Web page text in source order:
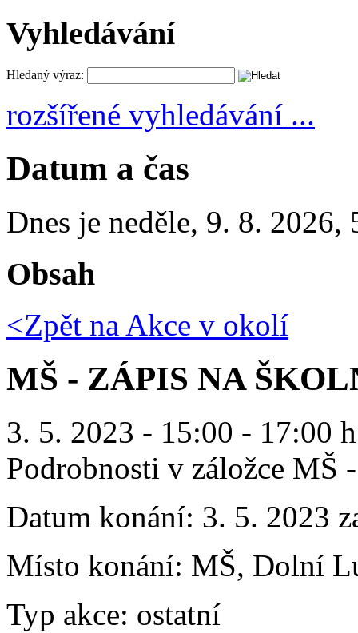
Vyhledávání
Hledaný výraz:
rozšířené vyhledávání ...
Datum a čas
Dnes je neděle, 9. 8. 2026,
Obsah
<Zpět na Akce v okolí
MŠ - ZÁPIS NA
3. 5. 2023 - 15:00 - 17:00 h
Podrobnosti v záložce MŠ
Datum konání: 3. 5. 2023
Místo konání: MŠ, Dolní
Typ akce: ostatní